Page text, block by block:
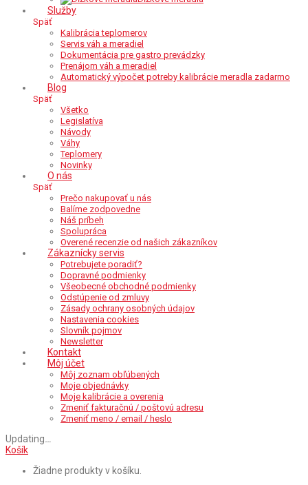
Služby
Späť
Kalibrácia teplomerov
Servis váh a meradiel
Dokumentácia pre gastro prevádzky
Prenájom váh a meradiel
Automatický výpočet potreby kalibrácie meradla zadarmo
Blog
Späť
Všetko
Legislatíva
Návody
Váhy
Teplomery
Novinky
O nás
Späť
Prečo nakupovať u nás
Balíme zodpovedne
Náš príbeh
Spolupráca
Overené recenzie od našich zákazníkov
Zákaznícky servis
Potrebujete poradiť?
Dopravné podmienky
Všeobecné obchodné podmienky
Odstúpenie od zmluvy
Zásady ochrany osobných údajov
Nastavenia cookies
Slovník pojmov
Newsletter
Kontakt
Môj účet
Môj zoznam obľúbených
Moje objednávky
Moje kalibrácie a overenia
Zmeniť fakturačnú / poštovú adresu
Zmeniť meno / email / heslo
Updating…
Košík
Žiadne produkty v košíku.